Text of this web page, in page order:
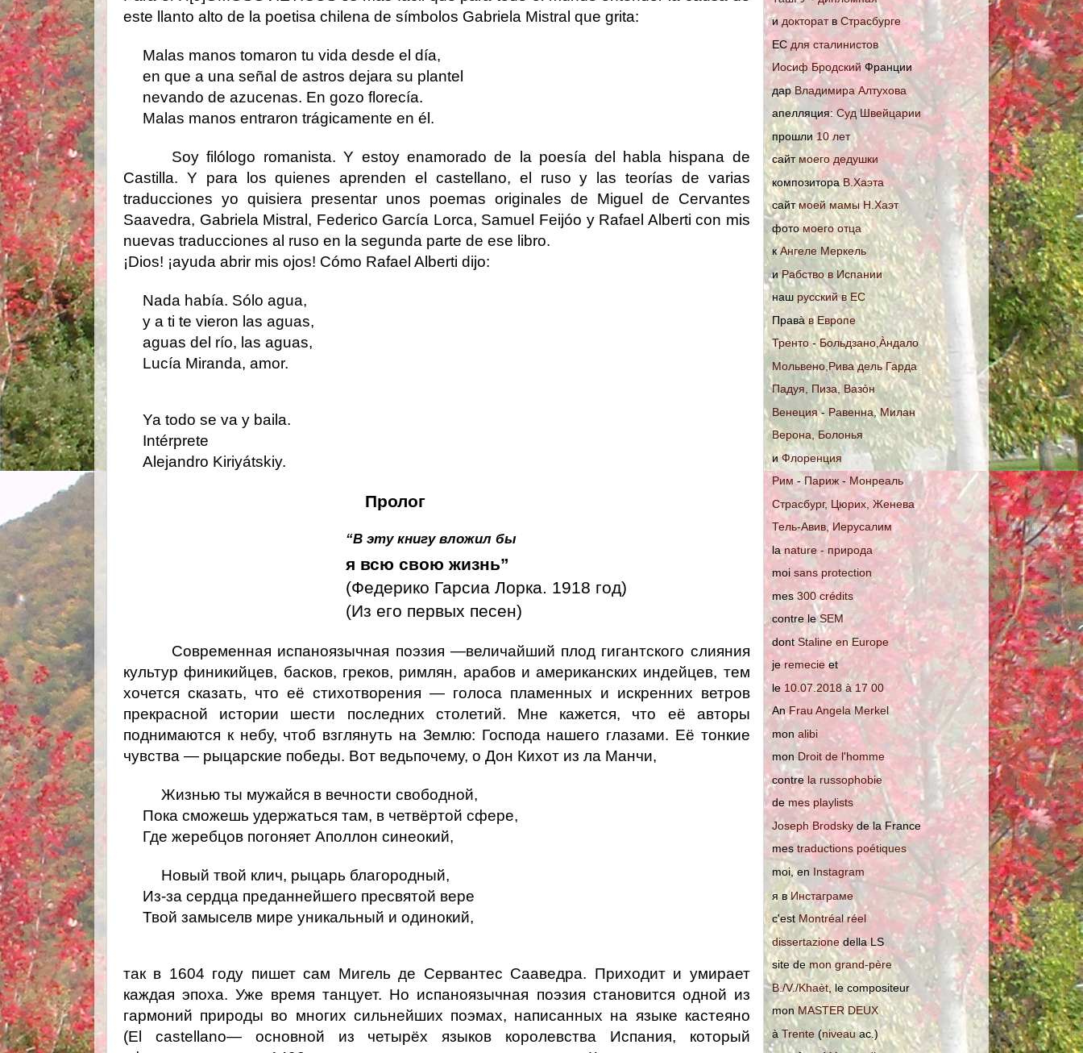
este llanto alto de la poetisa chilena de símbolos Gabriela Mistral que grita:
Malas manos tomaron tu vida desde el día,
en que a una señal de astros dejara su plantel
nevando de azucenas. En gozo florecía.
Malas manos entraron trágicamente en él.
Soy filólogo romanista. Y estoy enamorado de la poesía del habla hispana de
Castilla. Y para los quienes aprenden el castellano, el ruso y las teorías de varias
traducciones yo quisiera presentar unos poemas originales de Miguel de Cervantes
Saavedra, Gabriela Mistral, Federico García Lorca, Samuel Feijóo y Rafael Alberti con mis
nuevas traducciones al ruso en la segunda parte de ese libro.
¡Dios! ¡ayuda abrir mis ojos! Cómo Rafael Alberti dijo:
Nada había. Sólo agua,
y a ti te vieron las aguas,
aguas del río, las aguas,
Lucía Miranda, amor.
Ya todo se va y baila.
Intérprete
Alejandro Kiriyátskiy.
Пролог
“В эту книгу вложил бы
я всю свою жизнь”
(Федерико Гарсиа Лорка. 1918 год)
(Из его первых песен)
Современная испаноязычная поэзия —величайший плод гигантского слияния
культур финикийцев, басков, греков, римлян, арабов и американских индейцев, тем
хочется сказать, что её стихотворения — голоса пламенных и искренних ветров
прекрасной истории шести последних столетий. Мне кажется, что её авторы
поднимаются к небу, чтоб взглянуть на Землю: Господа нашего глазами. Её тонкие
чувства — рыцарские победы. Вот ведьпочему, о Дон Кихот из ла Манчи,
Жизнью ты мужайся в вечности свободной,
Пока сможешь удержаться там, в четвёртой сфере,
Где жеребцов погоняет Аполлон синеокий,
Новый твой клич, рыцарь благородный,
Из-за сердца преданнейшего пресвятой вере
Твой замыселв мире уникальный и одинокий,
так в 1604 году пишет сам Мигель де Сервантес Сааведра. Приходит и умирает
каждая эпоха. Уже время танцует. Но испаноязычная поэзия становится одной из
гармоний природы во многих сильнейших поэмах, написанных на языке кастеяно
(El castellano— основной из четырёх языков королевства Испания, который
идокторатв Страсбурге
EC для сталинистов
Иосиф Бродский Франции
дар Владимира Алтухова
апелляция: Cуд Швейцарии
прошли10 лет
cайт моего дедушки
композитораВ.Хаэта
cайтмоей мамы Н.Хаэт
фотомоего отца
кАнгеле Меркель
иРабство в Испании
наш русский в ЕС
Правàв Европе
Тренто- Больдзано,Àндало
Мольвено,Рива дель Гарда
Падуя, Пиза, Вазòн
Венеция- Равенна, Mилан
Верона, Болонья
иФлоренция
Рим- Париж- Монреаль
Страсбург, Цюрих, Женева
Тель-Авив, Иерусалим
la nature - природа
moi sans protection
mes 300 crédits
contre leSEM
dontStaline en Europe
jeremecie et
le 10.07.2018 à 17 00
An Frau Angela Merkel
mon alibi
mon Droit de l'homme
сontre la russophobie
de mes playlists
Joseph Brodsky de la France
mes traductions poétiques
moi, en
Instagram
я вИнстаграме
c'est Montréal réel
dissertazionedella LS
site demon grand-père
B./V./Khaèt , le compositeur
mon MASTER DEUX
à Trente (niveauac.)